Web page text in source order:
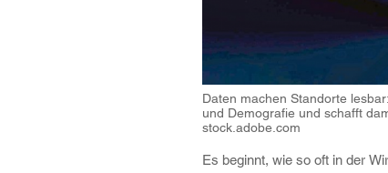
Daten machen Standorte
und Demografie und schafft
stock.adobe.com
Es beginnt, wie so oft in der